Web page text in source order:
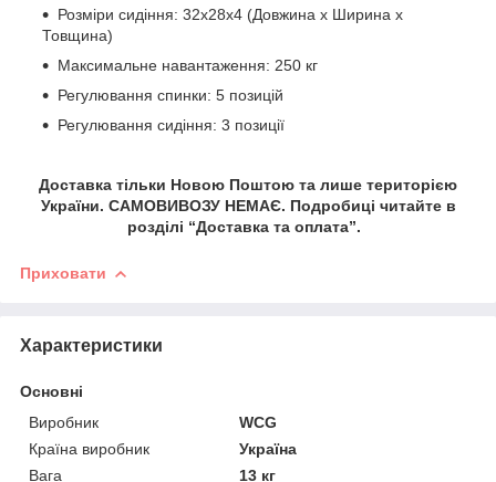
Розміри сидіння: 32х28х4 (Довжина х Ширина х
Товщина)
Максимальне навантаження: 250 кг
Регулювання спинки: 5 позицій
Регулювання сидіння: 3 позиції
Доставка тільки Новою Поштою та лише територією
України. САМОВИВОЗУ НЕМАЄ. Подробиці читайте в
розділі “Доставка та оплата”.
Приховати
Характеристики
Основні
Виробник
WCG
Країна виробник
Україна
Вага
13 кг